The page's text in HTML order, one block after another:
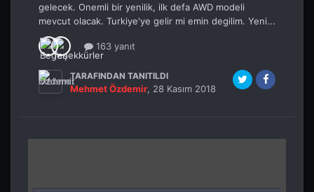
gelecek. Onemli bir yenilik, ilk defa AWD modeli
mevcut olacak. Turkiye'ye gelir mi emin degilim. Yeni...
163 yanıt
TARAFINDAN TANITILDI
Mehmet Özdemir, 28 Kasım 2018